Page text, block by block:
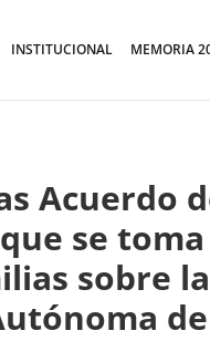
INSTITUCIONAL MEMORIA
Acuerdo
se
sobre